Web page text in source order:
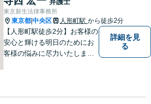
なども、基本からわかりやす
くご説明します【人形町駅2
分】
東京新生法律事務所
東京都 中央区 人形町駅 から徒歩2分
【人形町駅徒歩2分】お客様の
安心と輝ける明日のためにお
客様の悩みに尽力いたしま
が解決することはありませ
詳細を見
る